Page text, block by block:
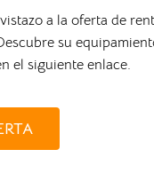
a la oferta de
su
el siguiente enlace.